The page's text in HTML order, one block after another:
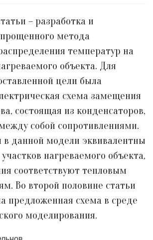
– разработка и
метода
температур на
объекта. Для
цели была
схема замещения
состоящая из конденсаторов,
собой сопротивлениями.
в данной модели эквивалентны
нагреваемого объекта,
соответствуют тепловым
Во второй половине статьи
предложенная схема в среде
моделирования.